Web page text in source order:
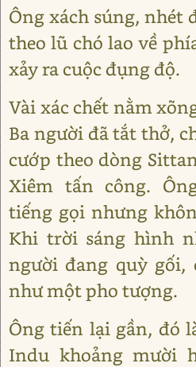
Ông xách súng, nhét
theo lũ chó lao về
xảy ra cuộc đụng độ.
Vài xác chết nằm
Ba người đã tắt thở,
cướp theo dòng
Xiêm tấn công.
tiếng gọi nhưng
Khi trời sáng hình
người đang quỳ gối,
như một pho tượng.
Ông tiến lại gần, đó
Indu khoảng mười